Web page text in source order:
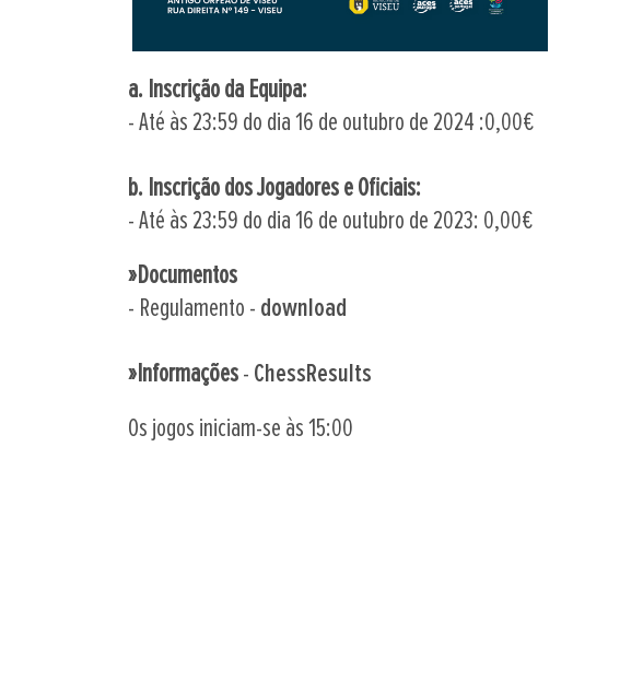
a. Inscrição da Equipa:
- Até às 23:59 do dia 16 de outubro de 2024 :0,00€
b. Inscrição dos Jogadores e Oficiais:
- Até às 23:59 do dia 16 de outubro de 2023: 0,00€
»Documentos
- Regulamento - download
»Informações - ChessResults
Os jogos iniciam-se às 15:00